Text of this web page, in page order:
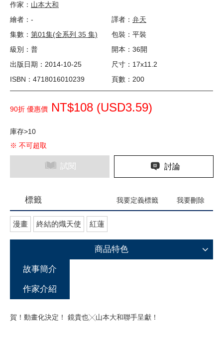
作家： 山本大和
繪者：-
譯者： 弁天
集數： 第01集(全系列 35 集)
包裝：平裝
級別：普
開本：36開
出版日期：2014-10-25
尺寸：17x11.2
ISBN：4718016010239
頁數：200
90折 優惠價 NT$108 (USD3.59)
庫存>10
※ 不可超取
試閱 討論
標籤 我要定義標籤 我要刪除
漫畫 終結的熾天使 紅蓮
商品特色
故事簡介
作家介紹
賀！動畫化決定！ 鏡貴也╳山本大和聯手呈獻！